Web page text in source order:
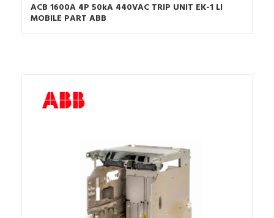
ACB 1600A 4P 50kA 440VAC TRIP UNIT EK-1 LI
MOBILE PART ABB